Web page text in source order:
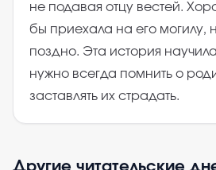
не подавая отцу вестей.
бы приехала на его могилу,
поздно. Эта история
нужно всегда помнить о
заставлять их страдать.
Другие читательские